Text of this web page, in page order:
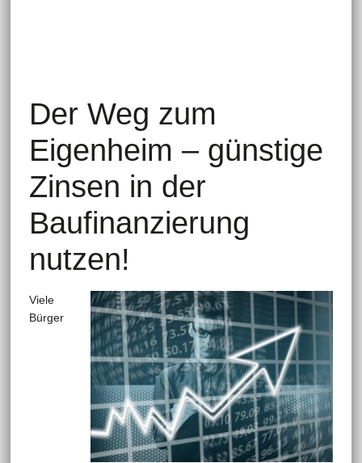
Der Weg zum
Eigenheim – günstige
Zinsen in der
Baufinanzierung
nutzen!
Viele
Bürger